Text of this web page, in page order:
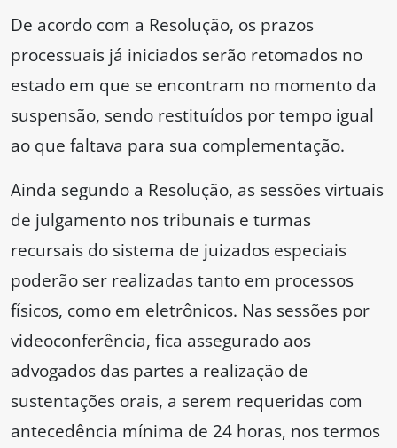
De acordo com a Resolução, os prazos
processuais já iniciados serão retomados no
estado em que se encontram no momento da
suspensão, sendo restituídos por tempo igual
ao que faltava para sua complementação.
Ainda segundo a Resolução, as sessões virtuais
de julgamento nos tribunais e turmas
recursais do sistema de juizados especiais
poderão ser realizadas tanto em processos
físicos, como em eletrônicos. Nas sessões por
videoconferência, fica assegurado aos
advogados das partes a realização de
sustentações orais, a serem requeridas com
antecedência mínima de 24 horas, nos termos